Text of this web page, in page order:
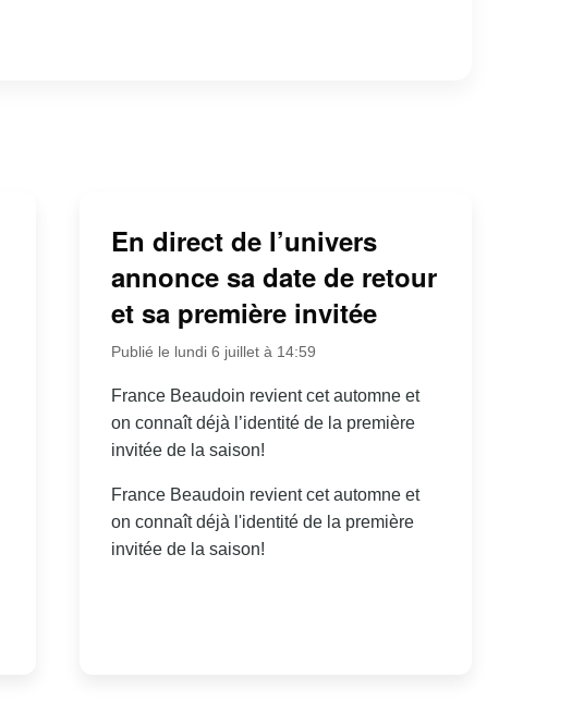
En direct de l’univers
annonce sa date de retour
et sa première invitée
Publié le lundi 6 juillet à 14:59
France Beaudoin revient cet automne et
on connaît déjà l’identité de la première
invitée de la saison!
France Beaudoin revient cet automne et
on connaît déjà l'identité de la première
invitée de la saison!